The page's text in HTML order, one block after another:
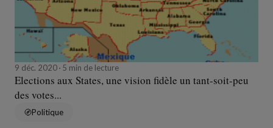
9 déc. 2020 5 min de lecture
Elections aux States, une vision fidèle un tant-soit-peu
des votes...
Politique